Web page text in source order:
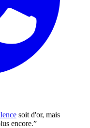
soit d'or, mais
encore.”